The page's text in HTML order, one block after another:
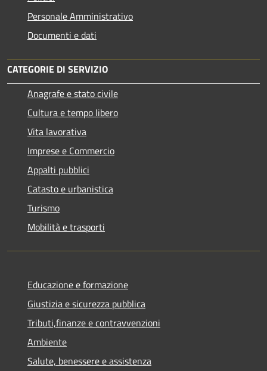
Personale Amministrativo
Documenti e dati
CATEGORIE DI SERVIZIO
Anagrafe e stato civile
Cultura e tempo libero
Vita lavorativa
Imprese e Commercio
Appalti pubblici
Catasto e urbanistica
Turismo
Mobilità e trasporti
Educazione e formazione
Giustizia e sicurezza pubblica
Tributi,finanze e contravvenzioni
Ambiente
Salute, benessere e assistenza